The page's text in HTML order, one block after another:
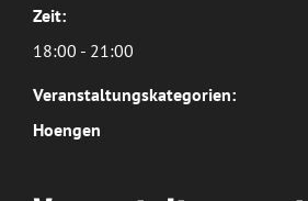
Zeit:
18:00 - 21:00
Veranstaltungskategorien:
Hoengen